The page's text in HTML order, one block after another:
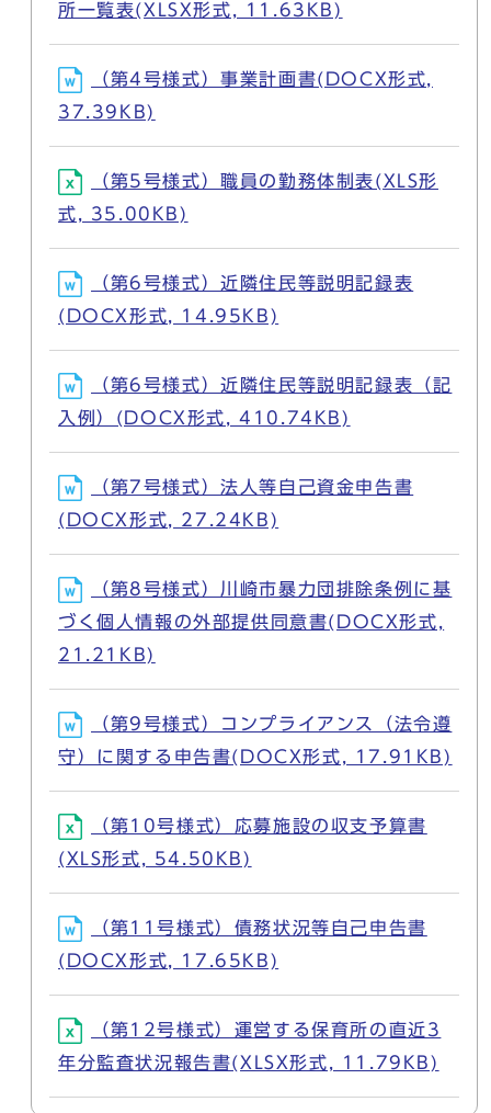
所一覧表(XLSX形式, 11.63KB)
（第4号様式）事業計画書(DOCX形式,
37.39KB)
（第5号様式）職員の勤務体制表(XLS形
式, 35.00KB)
（第6号様式）近隣住民等説明記録表
(DOCX形式, 14.95KB)
（第6号様式）近隣住民等説明記録表（記
入例）(DOCX形式, 410.74KB)
（第7号様式）法人等自己資金申告書
(DOCX形式, 27.24KB)
（第8号様式）川崎市暴力団排除条例に基
づく個人情報の外部提供同意書(DOCX形式,
21.21KB)
（第9号様式）コンプライアンス（法令遵
守）に関する申告書(DOCX形式, 17.91KB)
（第10号様式）応募施設の収支予算書
(XLS形式, 54.50KB)
（第11号様式）債務状況等自己申告書
(DOCX形式, 17.65KB)
（第12号様式）運営する保育所の直近3
年分監査状況報告書(XLSX形式, 11.79KB)